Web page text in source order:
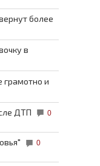
более
в
грамотно и
ДТП 0
0